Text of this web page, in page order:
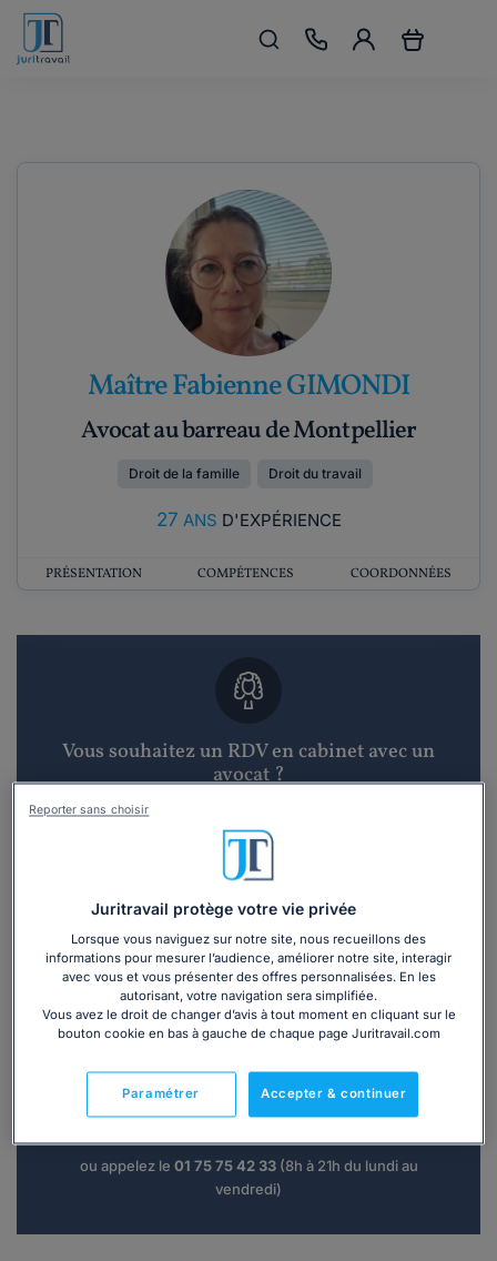
Maître Fabienne GIMONDI
Avocat au barreau de Montpellier
Droit de la famille Droit du travail
27 ANS D'EXPÉRIENCE
PRÉSENTATION COMPÉTENCES COORDONNÉES
Vous souhaitez un RDV en cabinet avec un
avocat ?
Recevoir des devis d'avocats
3 devis en 48h
Vous souhaitez une consultation par
Consulter immédiatement
ou appelez le 01 75 75 42 33(8h à 21h du lundi au
vendredi)
Juritravail protège votre vie privée
Lorsque vous naviguez sur notre site, nous recueillons des
informations pour mesurer l’audience, améliorer notre site, interagir
avec vous et vous présenter des offres personnalisées. En les
autorisant, votre navigation sera simplifiée.
Vous avez le droit de changer d’avis à tout moment en cliquant sur le
bouton cookie en bas à gauche de chaque page Juritravail.com
Accepter & continuer
Paramétrer
Reporter sans choisir